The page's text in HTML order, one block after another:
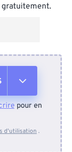
gratuitement.
pour en
d'utilisation .